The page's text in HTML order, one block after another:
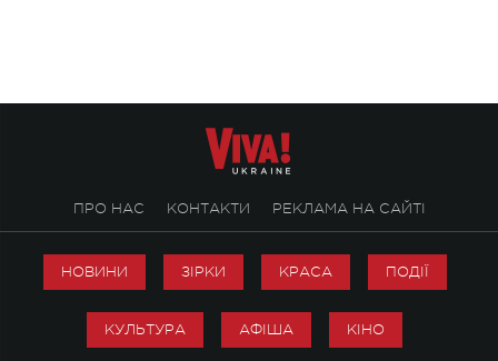
ПРО НАС КОНТАКТИ РЕКЛАМА НА САЙТІ
НОВИНИ ЗІРКИ КРАСА ПОДІЇ
КУЛЬТУРА АФІША КІНО